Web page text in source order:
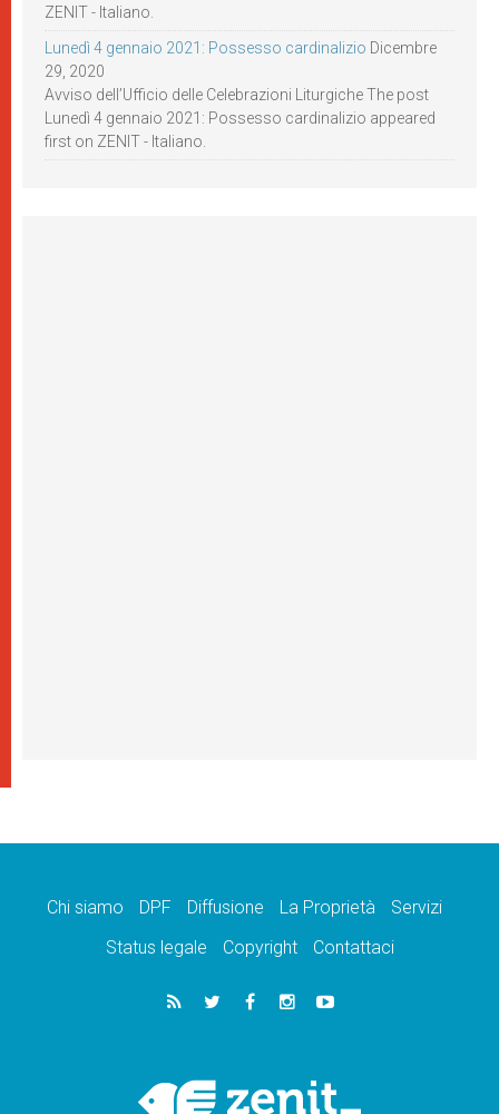
ZENIT - Italiano.
Lunedì 4 gennaio 2021: Possesso cardinalizio Dicembre
29, 2020
Avviso dell’Ufficio delle Celebrazioni Liturgiche The post
Lunedì 4 gennaio 2021: Possesso cardinalizio appeared
first on ZENIT - Italiano.
Chi siamo DPF Diffusione La Proprietà
Servizi
Status legale
Copyright Contattaci